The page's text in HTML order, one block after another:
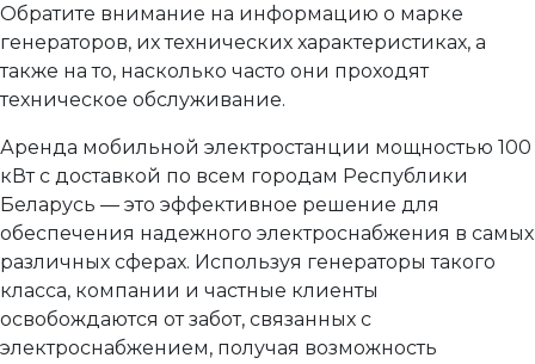
Обратите внимание на информацию о марке
генераторов, их технических характеристиках, а
также на то, насколько часто они проходят
техническое обслуживание.
Аренда мобильной электростанции мощностью 100
кВт с доставкой по всем городам Республики
Беларусь — это эффективное решение для
обеспечения надежного электроснабжения в самых
различных сферах. Используя генераторы такого
класса, компании и частные клиенты
освобождаются от забот, связанных с
электроснабжением, получая возможность